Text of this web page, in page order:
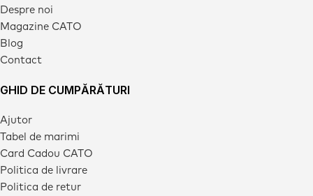
Despre noi
Magazine CATO
Blog
Contact
GHID DE CUMPĂRĂTURI
Ajutor
Tabel de marimi
Card Cadou CATO
Politica de livrare
Politica de retur